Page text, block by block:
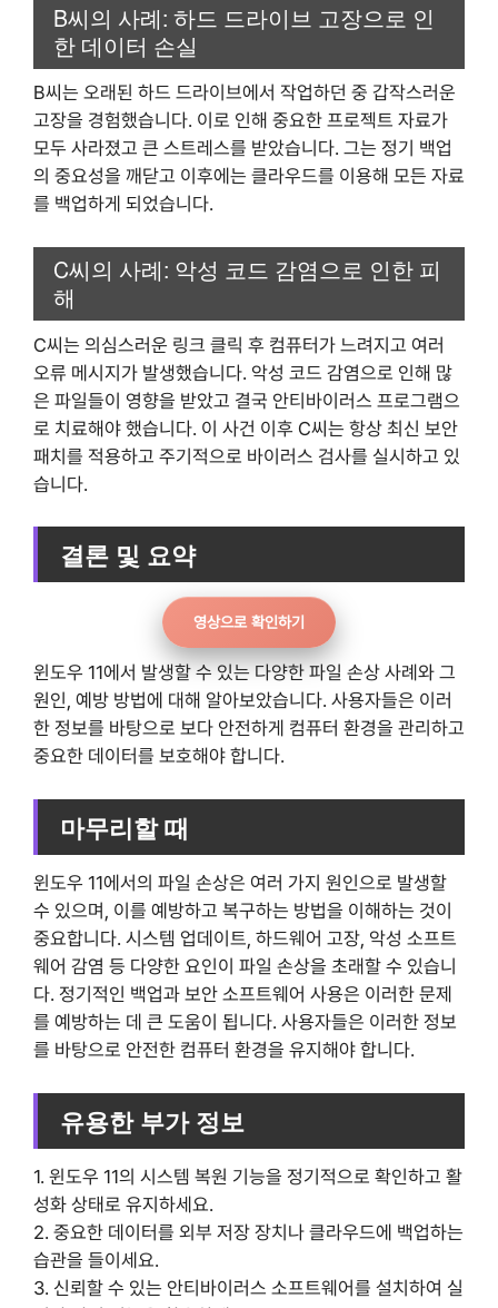
B씨의 사례: 하드 드라이브 고장으로 인
한 데이터 손실
B씨는 오래된 하드 드라이브에서 작업하던 중 갑작스러운
고장을 경험했습니다. 이로 인해 중요한 프로젝트 자료가
모두 사라졌고 큰 스트레스를 받았습니다. 그는 정기 백업
의 중요성을 깨닫고 이후에는 클라우드를 이용해 모든 자료
를 백업하게 되었습니다.
C씨의 사례: 악성 코드 감염으로 인한 피
해
C씨는 의심스러운 링크 클릭 후 컴퓨터가 느려지고 여러
오류 메시지가 발생했습니다. 악성 코드 감염으로 인해 많
은 파일들이 영향을 받았고 결국 안티바이러스 프로그램으
로 치료해야 했습니다. 이 사건 이후 C씨는 항상 최신 보안
패치를 적용하고 주기적으로 바이러스 검사를 실시하고 있
습니다.
결론 및 요약
영상으로 확인하기
윈도우 11에서 발생할 수 있는 다양한 파일 손상 사례와 그
원인, 예방 방법에 대해 알아보았습니다. 사용자들은 이러
한 정보를 바탕으로 보다 안전하게 컴퓨터 환경을 관리하고
중요한 데이터를 보호해야 합니다.
마무리할 때
윈도우 11에서의 파일 손상은 여러 가지 원인으로 발생할
수 있으며, 이를 예방하고 복구하는 방법을 이해하는 것이
중요합니다. 시스템 업데이트, 하드웨어 고장, 악성 소프트
웨어 감염 등 다양한 요인이 파일 손상을 초래할 수 있습니
다. 정기적인 백업과 보안 소프트웨어 사용은 이러한 문제
를 예방하는 데 큰 도움이 됩니다. 사용자들은 이러한 정보
를 바탕으로 안전한 컴퓨터 환경을 유지해야 합니다.
유용한 부가 정보
1. 윈도우 11의 시스템 복원 기능을 정기적으로 확인하고 활
성화 상태로 유지하세요.
2. 중요한 데이터를 외부 저장 장치나 클라우드에 백업하는
습관을 들이세요.
3. 신뢰할 수 있는 안티바이러스 소프트웨어를 설치하여 실